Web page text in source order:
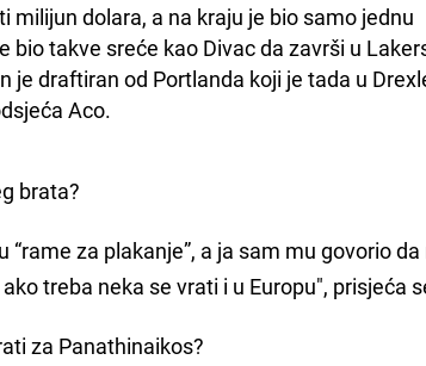
milijun dolara, a na kraju je bio samo jednu
bio takve sreće kao Divac da završi u
je draftiran od Portlanda koji je tada u
Aco.
brata?
za plakanje”, a ja sam mu govorio da
treba neka se vrati i u Europu", prisjeća
za Panathinaikos?